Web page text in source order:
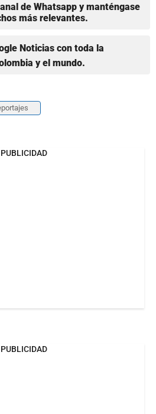
de Whatsapp y manténgase
más relevantes.
Noticias con toda la
y el mundo.
PUBLICIDAD
PUBLICIDAD